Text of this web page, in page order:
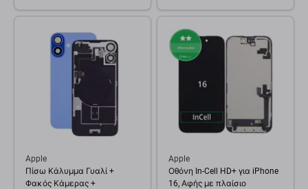
Apple
Πίσω Κάλυμμα Γυαλί +
Φακός Κάμερας +
Apple
Οθόνη In-Cell HD+ για iPhone
16, Αφής με πλαίσιο